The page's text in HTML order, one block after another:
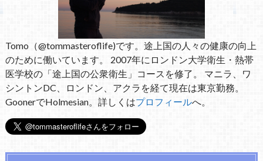
Tomo（@tommasteroflife)です。途上国の人々の健康の向上
のために働いています。 2007年にロンドン大学衛生・熱帯
医学校の「途上国の公衆衛生」コースを修了。 マニラ、ワ
シントンDC、ロンドン、アクラを経て現在は東京勤務。
GoonerでHolmesian。詳しくはプロフィールへ。